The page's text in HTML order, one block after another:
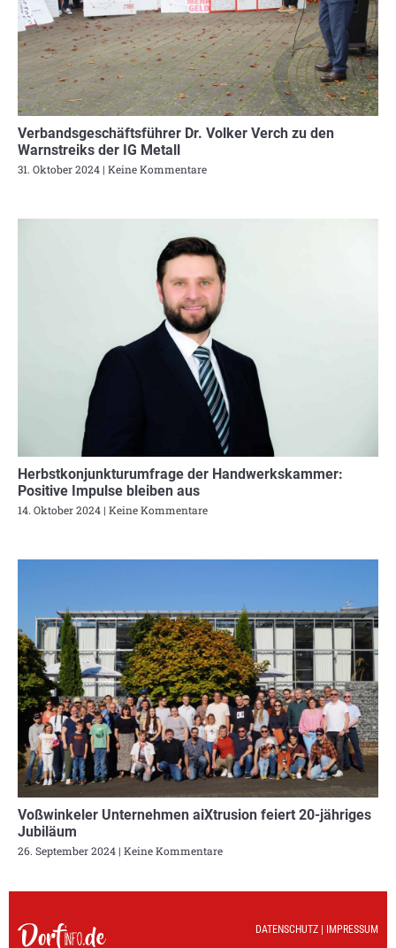
Verbandsgeschäftsführer Dr. Volker Verch zu den
Warnstreiks der IG Metall
31. Oktober 2024 Keine Kommentare
Herbstkonjunkturumfrage der Handwerkskammer:
Positive Impulse bleiben aus
14. Oktober 2024 Keine Kommentare
Voßwinkeler Unternehmen aiXtrusion feiert 20-jähriges
Jubiläum
26. September 2024 Keine Kommentare
DATENSCHUTZ IMPRESSUM